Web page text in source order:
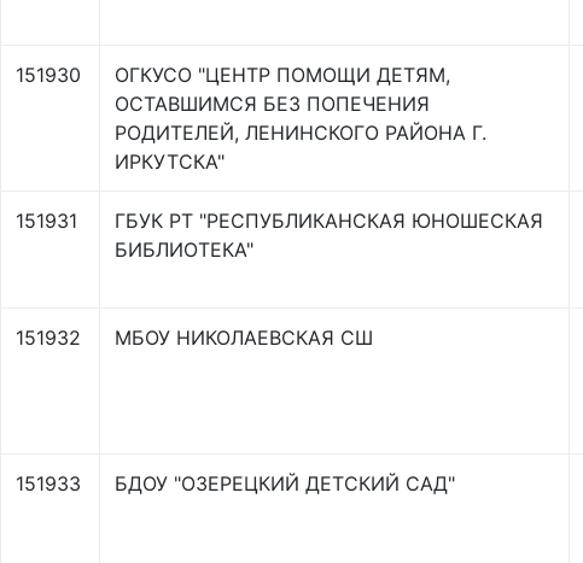
151930
ОГКУСО "ЦЕНТР ПОМОЩИ ДЕТЯМ,
ОСТАВШИМСЯ БЕЗ ПОПЕЧЕНИЯ
РОДИТЕЛЕЙ, ЛЕНИНСКОГО РАЙОНА Г.
ИРКУТСКА"
151931
ГБУК РТ "РЕСПУБЛИКАНСКАЯ ЮНОШЕСКАЯ
БИБЛИОТЕКА"
151932 МБОУ НИКОЛАЕВСКАЯ СШ
151933 БДОУ "ОЗЕРЕЦКИЙ ДЕТСКИЙ САД"